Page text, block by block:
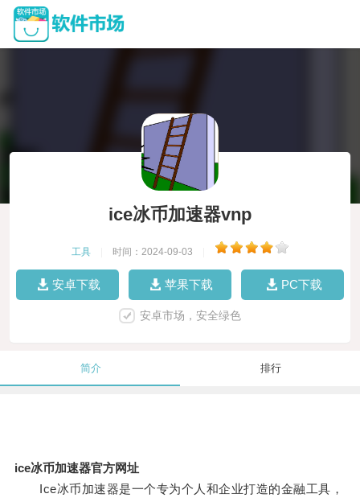
ice冰币加速器vnp
工具 时间：2024-09-03
安卓下载 苹果下载 PC下载
安卓市场，安全绿色
简介 排行
ice冰币加速器官方网址
Ice冰币加速器是一个专为个人和企业打造的金融工具，